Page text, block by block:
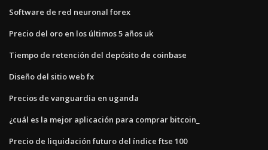
Software de red neuronal forex
Precio del oro en los últimos 5 años uk
Tiempo de retención del depósito de coinbase
Diseño del sitio web fx
Precios de vanguardia en uganda
¿cuál es la mejor aplicación para comprar bitcoin_
Precio de liquidación futuro del índice ftse 100